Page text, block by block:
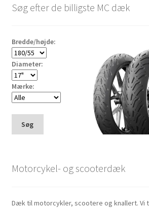
Søg efter de billigste MC dæk
Bredde/højde:
Diameter:
Mærke:
Søg
Motorcykel- og scooterdæk
Dæk til motorcykler, scootere og knallert. Vi